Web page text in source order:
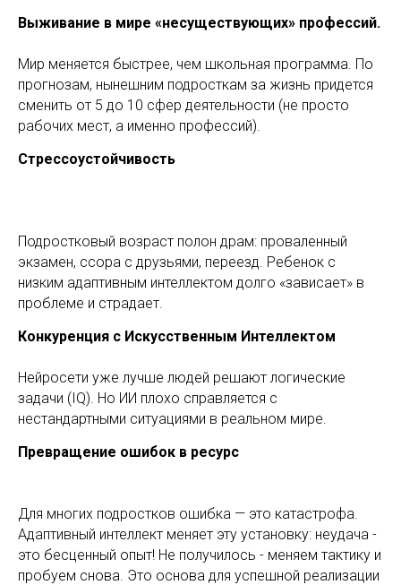
Выживание в мире «несуществующих» профессий.
Мир меняется быстрее, чем школьная программа. По
прогнозам, нынешним подросткам за жизнь придется
сменить от 5 до 10 сфер деятельности (не просто
рабочих мест, а именно профессий).
Стрессоустойчивость
Подростковый возраст полон драм: проваленный
экзамен, ссора с друзьями, переезд. Ребенок с
низким адаптивным интеллектом долго «зависает» в
проблеме и страдает.
Конкуренция с Искусственным Интеллектом
Нейросети уже лучше людей решают логические
задачи (IQ). Но ИИ плохо справляется с
нестандартными ситуациями в реальном мире.
Превращение ошибок в ресурс
Для многих подростков ошибка — это катастрофа.
Адаптивный интеллект меняет эту установку: неудача -
это бесценный опыт! Не получилось - меняем тактику и
пробуем снова. Это основа для успешной реализации